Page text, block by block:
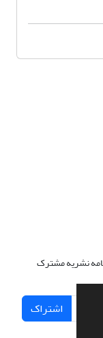
نشریه مشترک
اشتراک